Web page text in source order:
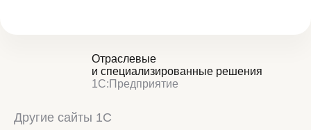
Отраслевые
и специализированные решения
1С:Предприятие
Другие сайты 1С